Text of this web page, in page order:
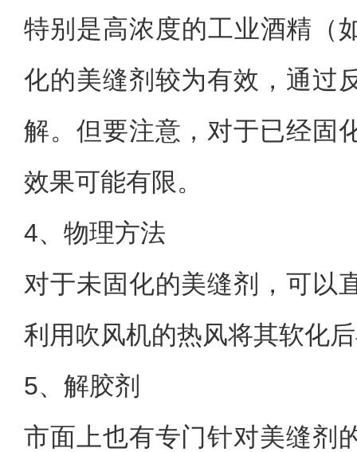
特别是高浓度的工业酒精（
化的美缝剂较为有效，通过
解。但要注意，对于已经固
效果可能有限。
4、物理方法
对于未固化的美缝剂，可以
利用吹风机的热风将其软化
5、解胶剂
市面上也有专门针对美缝剂